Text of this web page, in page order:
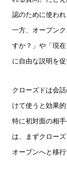
認のために使われ
一方、オープン
すか？」や「現
に自由な説明を促
クローズドは会
けて使うと効果的
特に初対面の相
は、まずクロー
オープンへと移